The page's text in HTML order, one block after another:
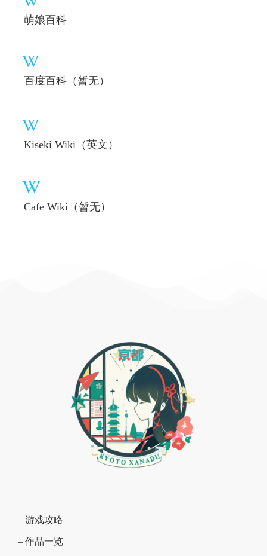
萌娘百科
百度百科（暂无）
Kiseki Wiki（英文）
Cafe Wiki（暂无）
– 游戏攻略
– 作品一览